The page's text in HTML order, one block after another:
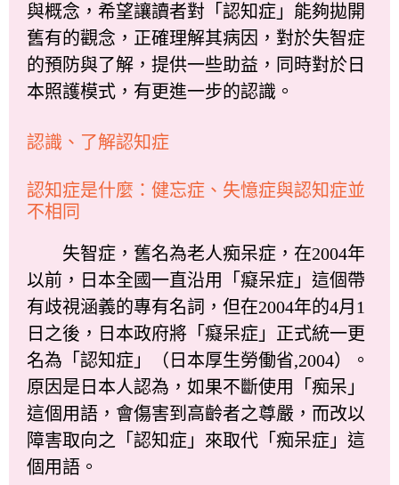
與概念，希望讓讀者對「認知症」能夠拋開
舊有的觀念，正確理解其病因，對於失智症
的預防與了解，提供一些助益，同時對於日
本照護模式，有更進一步的認識。
認識、了解認知症
認知症是什麼：健忘症、失憶症與認知症並
不相同
失智症，舊名為老人痴呆症，在2004年
以前，日本全國一直沿用「癡呆症」這個帶
有歧視涵義的專有名詞，但在2004年的4月1
日之後，日本政府將「癡呆症」正式統一更
名為「認知症」（日本厚生勞働省,2004）。
原因是日本人認為，如果不斷使用「痴呆」
這個用語，會傷害到高齡者之尊嚴，而改以
障害取向之「認知症」來取代「痴呆症」這
個用語。